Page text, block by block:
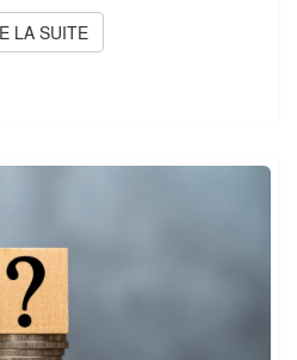
LA SUITELIRE LA SUITE